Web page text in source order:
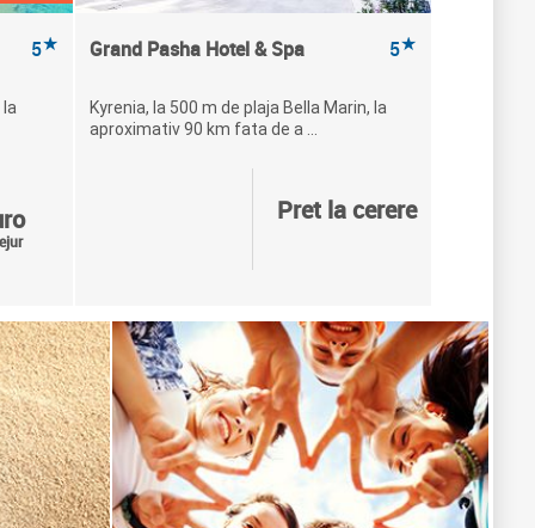
5★ Grand Pasha Hotel & Spa 5★
Kyrenia, la 500 m de plaja Bella Marin, la
aproximativ 90 km fata de a ...
Pret la cerere